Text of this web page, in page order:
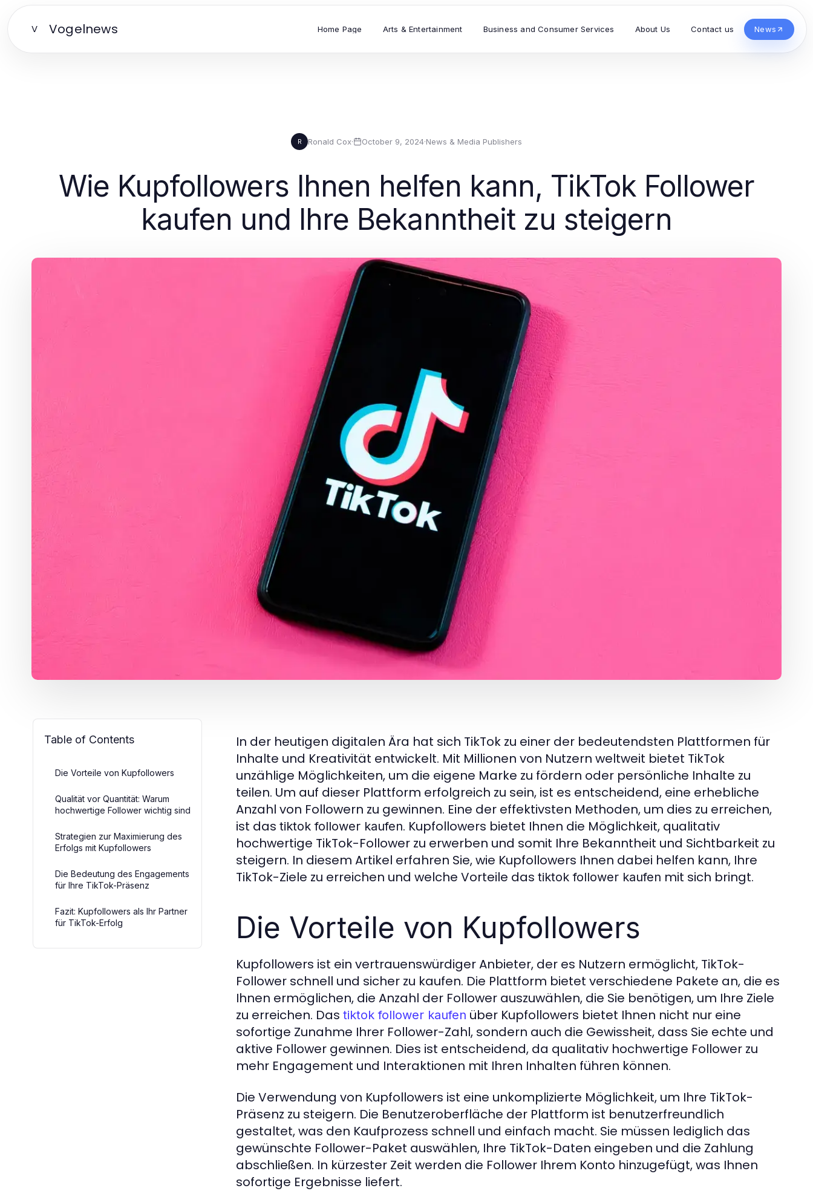
V Vogelnews Home Page Arts & Entertainment Business and Consumer Services About Us Contact us News
R Ronald Cox· October 9, 2024·News & Media Publishers
Wie Kupfollowers Ihnen helfen kann, TikTok Follower
kaufen und Ihre Bekanntheit zu steigern
Table of Contents
Die Vorteile von Kupfollowers
Qualität vor Quantität: Warum
hochwertige Follower wichtig sind
Strategien zur Maximierung des
Erfolgs mit Kupfollowers
Die Bedeutung des Engagements
für Ihre TikTok-Präsenz
Fazit: Kupfollowers als Ihr Partner
für TikTok-Erfolg
In der heutigen digitalen Ära hat sich TikTok zu einer der bedeutendsten Plattformen für
Inhalte und Kreativität entwickelt. Mit Millionen von Nutzern weltweit bietet TikTok
unzählige Möglichkeiten, um die eigene Marke zu fördern oder persönliche Inhalte zu
teilen. Um auf dieser Plattform erfolgreich zu sein, ist es entscheidend, eine erhebliche
Anzahl von Followern zu gewinnen. Eine der effektivsten Methoden, um dies zu erreichen,
ist das tiktok follower kaufen. Kupfollowers bietet Ihnen die Möglichkeit, qualitativ
hochwertige TikTok-Follower zu erwerben und somit Ihre Bekanntheit und Sichtbarkeit zu
steigern. In diesem Artikel erfahren Sie, wie Kupfollowers Ihnen dabei helfen kann, Ihre
TikTok-Ziele zu erreichen und welche Vorteile das tiktok follower kaufen mit sich bringt.
Die Vorteile von Kupfollowers
Kupfollowers ist ein vertrauenswürdiger Anbieter, der es Nutzern ermöglicht, TikTok-
Follower schnell und sicher zu kaufen. Die Plattform bietet verschiedene Pakete an, die es
Ihnen ermöglichen, die Anzahl der Follower auszuwählen, die Sie benötigen, um Ihre Ziele
zu erreichen. Das tiktok follower kaufen über Kupfollowers bietet Ihnen nicht nur eine
sofortige Zunahme Ihrer Follower-Zahl, sondern auch die Gewissheit, dass Sie echte und
aktive Follower gewinnen. Dies ist entscheidend, da qualitativ hochwertige Follower zu
mehr Engagement und Interaktionen mit Ihren Inhalten führen können.
Die Verwendung von Kupfollowers ist eine unkomplizierte Möglichkeit, um Ihre TikTok-
Präsenz zu steigern. Die Benutzeroberfläche der Plattform ist benutzerfreundlich
gestaltet, was den Kaufprozess schnell und einfach macht. Sie müssen lediglich das
gewünschte Follower-Paket auswählen, Ihre TikTok-Daten eingeben und die Zahlung
abschließen. In kürzester Zeit werden die Follower Ihrem Konto hinzugefügt, was Ihnen
sofortige Ergebnisse liefert.